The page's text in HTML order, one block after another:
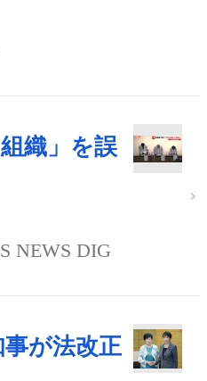
織」を誤
NEWS DIG
が法改正